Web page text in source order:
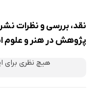
نقد، بررسی و نظرات
پژوهش در هنر و علوم
هیچ نظری